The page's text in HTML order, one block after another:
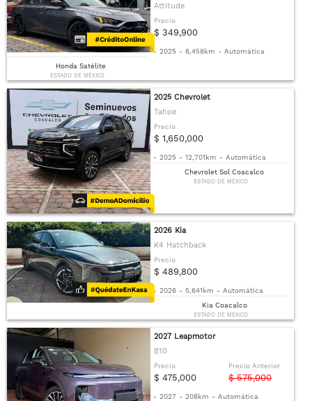
Attitude
Precio
$ 349,900
- 2025 - 6,458km - Automática
Honda Satélite
ESTADO DE MÉXICO
2025 Chevrolet
Tahoe
Precio
$ 1,650,000
- 2025 - 12,701km - Automática
Chevrolet Sol Coacalco
ESTADO DE MÉXICO
2026 Kia
K4 Hatchback
Precio
$ 489,800
- 2026 - 5,641km - Automática
Kia Coacalco
ESTADO DE MÉXICO
2027 Leapmotor
B10
Precio
$ 475,000
Precio Anterior
$ 575,000
- 2027 - 208km - Automática